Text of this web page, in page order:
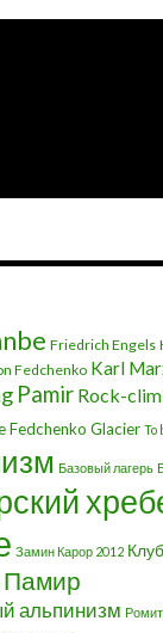
Friedrich Engels
Fedchenko Karl
Pamir Rock-
Fedchenko Glacier To
Базовый лагерь
Замин Карор 2012
Памир
альпинизм Ромит